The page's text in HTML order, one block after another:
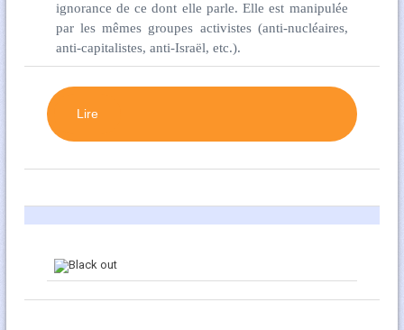
ignorance de ce dont elle parle. Elle est manipulée
par les mêmes groupes activistes (anti-nucléaires,
anti-capitalistes, anti-Israël, etc.).
Lire